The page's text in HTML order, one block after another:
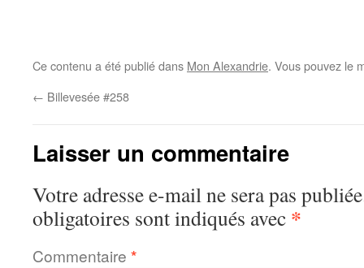
Ce contenu a été publié dans Mon Alexandrie. Vous pouvez le
← Billevesée #258
Laisser un commentaire
Votre adresse e-mail ne sera pas
obligatoires sont indiqués avec *
Commentaire *